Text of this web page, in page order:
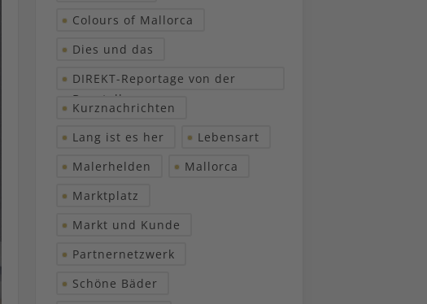
Colours of Mallorca
Dies und das
DIREKT-Reportage von der
Baustelle
Kurznachrichten
Lang ist es her
Lebensart
Malerhelden
Mallorca
Marktplatz
Markt und Kunde
Partnernetzwerk
Schöne Bäder